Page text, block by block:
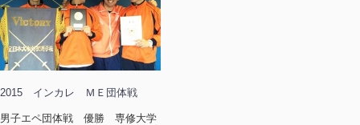
2015 インカレ ＭＥ団体戦
男子エペ団体戦 優勝 専修大学